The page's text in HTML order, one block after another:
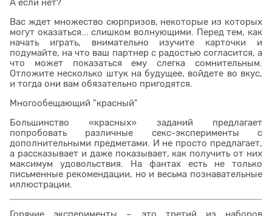
А если нет?
Вас ждет множество сюрпризов, некоторые из которых
могут оказаться... слишком волнующими. Перед тем, как
начать играть, внимательно изучите карточки и
подумайте, на что ваш партнер с радостью согласится, а
что может показаться ему слегка сомнительным.
Отложите несколько штук на будущее, войдете во вкус,
и тогда они вам обязательно пригодятся.
Многообещающий "красный"
Большинство «красных» заданий предлагает
попробовать различные секс-эксперименты с
дополнительными предметами. И не просто предлагает,
а рассказывает и даже показывает, как получить от них
максимум удовольствия. На фантах есть не только
письменные рекомендации, но и весьма познавательные
иллюстрации.